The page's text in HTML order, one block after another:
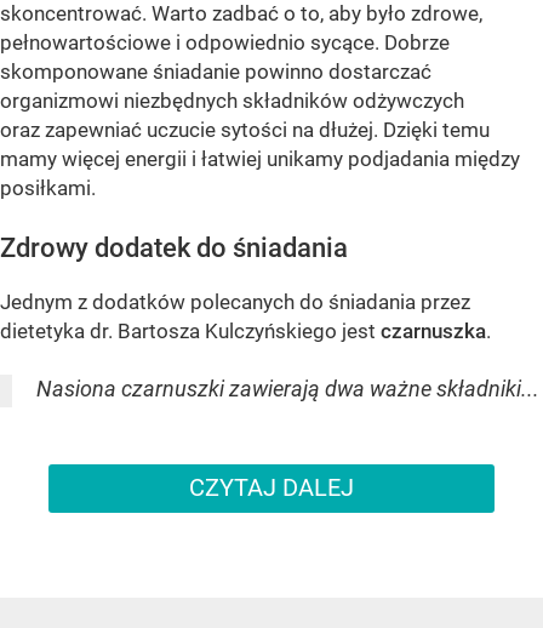
skoncentrować. Warto zadbać o to, aby było zdrowe,
pełnowartościowe i odpowiednio sycące. Dobrze
skomponowane śniadanie powinno dostarczać
organizmowi niezbędnych składników odżywczych
oraz zapewniać uczucie sytości na dłużej. Dzięki temu
mamy więcej energii i łatwiej unikamy podjadania między
posiłkami.
Zdrowy dodatek do śniadania
Jednym z dodatków polecanych do śniadania przez
dietetyka dr. Bartosza Kulczyńskiego jest czarnuszka.
Nasiona czarnuszki zawierają dwa ważne składniki...
CZYTAJ DALEJ